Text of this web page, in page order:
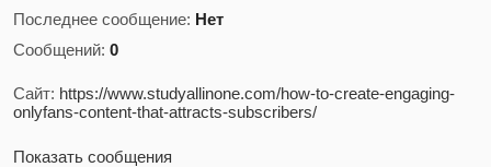
Последнее сообщение: Нет
Сообщений: 0
Сайт: https://www.studyallinone.com/how-to-create-engaging-
onlyfans-content-that-attracts-subscribers/
Показать сообщения